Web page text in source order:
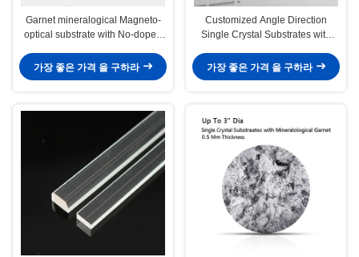
Garnet mineralogical Magneto-
optical substrate with No-doped
가장 좋은 가격 을 구하라
Customized Angle Direction
Single Crystal Substrates with
and Test Report Provided
가장 좋은 가격 을 구하라